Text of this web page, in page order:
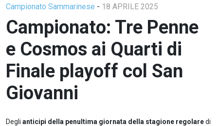
Campionato Sammarinese - 18 APRILE 2025
Campionato: Tre Penne
e Cosmos ai Quarti di
Finale playoff col San
Giovanni
Degli anticipi della penultima giornata della stagione regolaredi